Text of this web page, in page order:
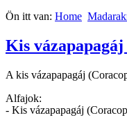
Ön itt van: Home
Kis
A kis vázapapagáj
Alfajok:
- Kis vázapapagáj